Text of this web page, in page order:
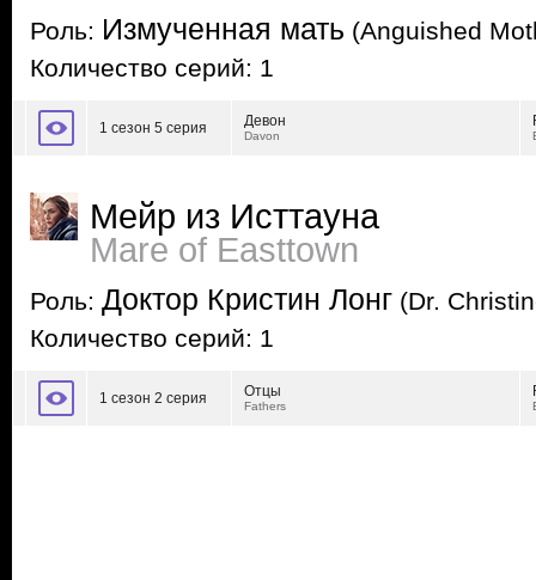
Роль: Измученная мать (Anguished
Количество серий: 1
1 сезон 5 серия Девон
Davon
Мейр из Исттауна
Mare of Easttown
Роль: Доктор Кристин Лонг (Dr.
Количество серий: 1
1 сезон 2 серия Отцы
Fathers